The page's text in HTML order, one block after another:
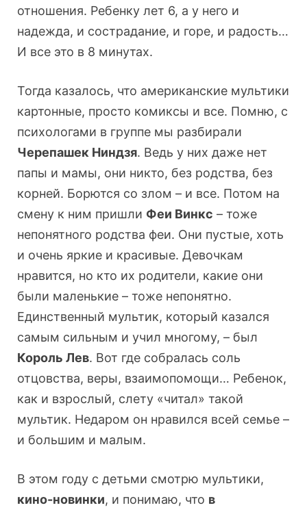
отношения. Ребенку лет 6, а у него и
надежда, и сострадание, и горе, и радость…
И все это в 8 минутах.
Тогда казалось, что американские мультики
картонные, просто комиксы и все. Помню, с
психологами в группе мы разбирали
Черепашек Ниндзя. Ведь у них даже нет
папы и мамы, они никто, без родства, без
корней. Борются со злом – и все. Потом на
смену к ним пришли Феи Винкс – тоже
непонятного родства феи. Они пустые, хоть
и очень яркие и красивые. Девочкам
нравится, но кто их родители, какие они
были маленькие – тоже непонятно.
Единственный мультик, который казался
самым сильным и учил многому, – был
Король Лев. Вот где собралась соль
отцовства, веры, взаимопомощи… Ребенок,
как и взрослый, слету «читал» такой
мультик. Недаром он нравился всей семье –
и большим и малым.
В этом году с детьми смотрю мультики,
кино-новинки, и понимаю, что в